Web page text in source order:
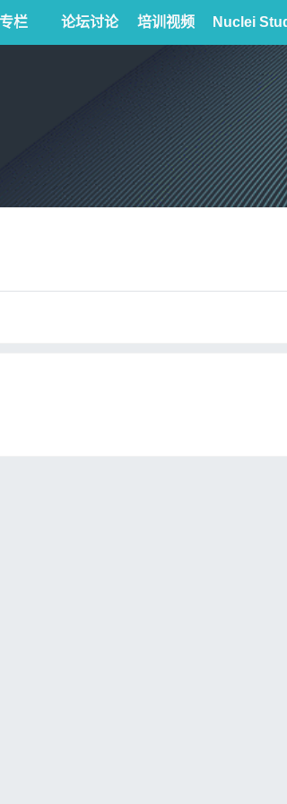
栏 论坛讨论 培训视频 Nuclei